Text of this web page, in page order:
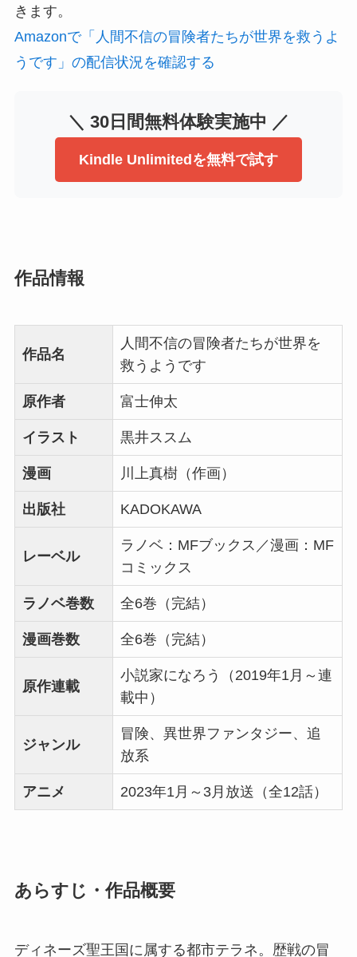
きます。
Amazonで「人間不信の冒険者たちが世界を救うよ
うです」の配信状況を確認する
＼ 30日間無料体験実施中 ／
Kindle Unlimitedを無料で試す
作品情報
作品名
人間不信の冒険者たちが世界を
救うようです
原作者 富士伸太
イラスト 黒井ススム
漫画 川上真樹（作画）
出版社 KADOKAWA
レーベル
ラノベ：MFブックス／漫画：MF
コミックス
ラノベ巻数 全6巻（完結）
漫画巻数 全6巻（完結）
原作連載
小説家になろう（2019年1月～連
載中）
ジャンル
冒険、異世界ファンタジー、追
放系
アニメ 2023年1月～3月放送（全12話）
あらすじ・作品概要
ディネーズ聖王国に属する都市テラネ。歴戦の冒